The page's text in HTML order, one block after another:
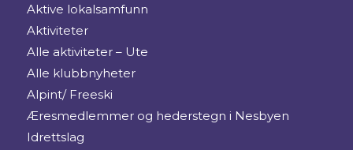
Aktive lokalsamfunn
Aktiviteter
Alle aktiviteter – Ute
Alle klubbnyheter
Alpint/ Freeski
Æresmedlemmer og hederstegn i Nesbyen
Idrettslag